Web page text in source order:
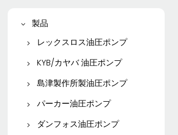
製品
レックスロス油圧ポンプ
レックスロス ピストン ポ
ンプ
レックスロス ベーン ポン
KYB/カヤバ 油圧ポンプ
KYB/カヤバ ギアポンプ
KYBピストンポンプ
KYBトラベルモーター
島津製作所製油圧ポンプ
島津製ギアポンプ
パーカー油圧ポンプ
パーカーピストンポンプ
ダンフォス油圧ポンプ